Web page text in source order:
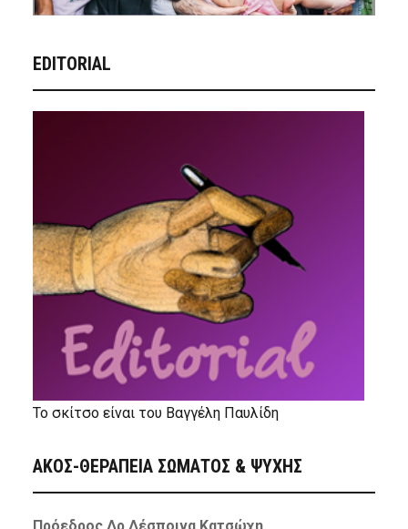
EDITORIAL
Το σκίτσο είναι του Βαγγέλη Παυλίδη
ΑΚΟΣ-ΘΕΡΑΠΕΙΑ ΣΩΜΑΤΟΣ & ΨΥΧΗΣ